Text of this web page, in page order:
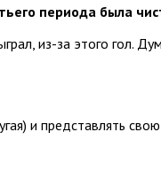
периода была
из-за этого гол.
и представлять